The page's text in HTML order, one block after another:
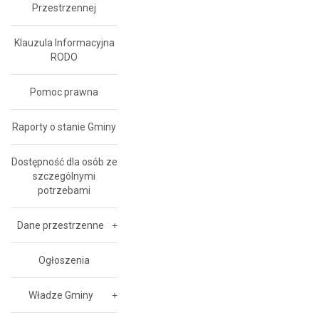
Przestrzennej
Klauzula Informacyjna
RODO
Pomoc prawna
Raporty o stanie Gminy
Dostępność dla osób ze
szczególnymi
potrzebami
Dane przestrzenne
Ogłoszenia
Władze Gminy